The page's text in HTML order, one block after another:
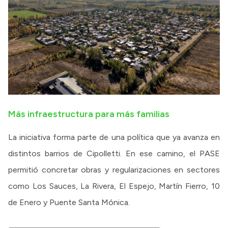
Más infraestructura para más familias
La iniciativa forma parte de una política que ya avanza en
distintos barrios de Cipolletti. En ese camino, el PASE
permitió concretar obras y regularizaciones en sectores
como Los Sauces, La Rivera, El Espejo, Martín Fierro, 10
de Enero y Puente Santa Mónica.